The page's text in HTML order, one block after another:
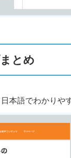
とめ
本語でわかりや